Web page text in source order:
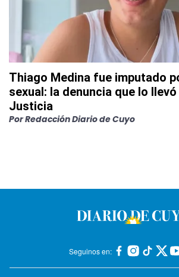
Thiago Medina fue imputado
sexual: la denuncia que lo
Justicia
PorRedacción Diario de Cuyo
Seguinos en: